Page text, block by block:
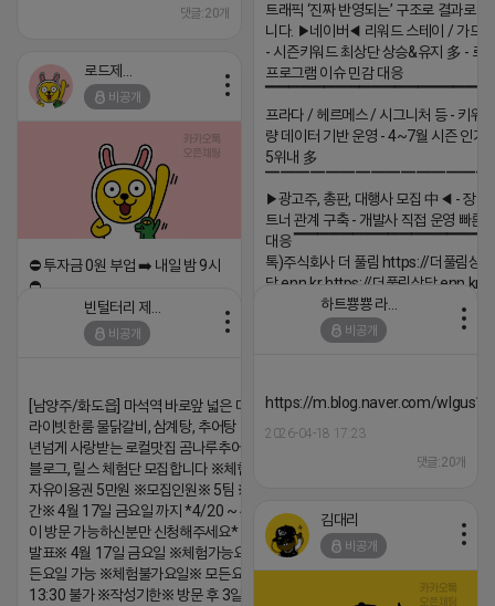
댓글:20개
트래픽 ‘진짜 반영되는’ 구조로 결과로
니다. ▶네이버◀ 리워드 스테이 / 가드 /
- 시즌키워드 최상단 상승&유지 多 - 로
프로그램 이슈 민감 대응
▔▔▔▔▔▔▔▔▔▔▔▔▔▔▔▔▔▔ ▶
프라다 / 헤르메스 / 시그니처 등 - 키워
량 데이터 기반 운영 - 4~7월 시즌 인기
5위내 多
▶광고주, 총판, 대행사 모집 中◀ - 장기
트너 관계 구축 - 개발사 직접 운영 빠른
대응
톡)주식회사 더 풀림 https://더풀림상
담.enn.kr https://더풀림상담.enn.kr
2026-04-18 17:26
비공개
⛔️ 투자금 0원 부업 ➡️ 내일 밤 9시
⛔️
2026-04-18 17:23
하트뿅뿅 라이언
비공개
https://m.blog.naver.com/
2026-04-18 17:23
댓글:20개
비공개
[남양주/화도읍] 마석역 바로앞 넓은 매장과, 프
라이빗한룸 물닭갈비, 삼계탕, 추어탕 맛집 10
년넘게 사랑받는 로컬맛집 곰나루추어탕에서
블로그, 릴스 체험단 모집합니다 ※체험메뉴※
자유이용권 5만원 ※모집인원※ 5팀 ※모집기
간※ 4월 17일 금요일 까지 *4/20 ~ 4/26 사
이 방문 가능하신분만 신청해주세요* ※체험단
발표※ 4월 17일 금요일 ※체험가능요일※ 모
든요일 가능 ※체험불가요일※ 모든요일 12 ~
13:30 불가 ※작성기한※ 방문 후 3일 이내 ※
김대리
비공개